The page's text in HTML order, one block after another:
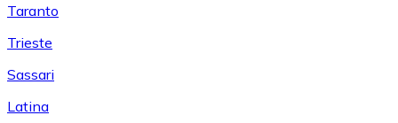
Taranto
Trieste
Sassari
Latina